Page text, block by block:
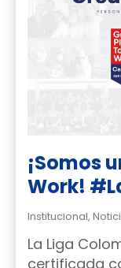
¡Somos
Work!
Institucional,
La Liga
certificada